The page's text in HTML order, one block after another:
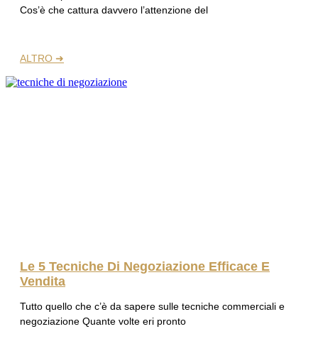
Cos’è che cattura davvero l’attenzione del
ALTRO ➜
Le 5 Tecniche Di Negoziazione Efficace E
Vendita
Tutto quello che c’è da sapere sulle tecniche commerciali e
negoziazione Quante volte eri pronto